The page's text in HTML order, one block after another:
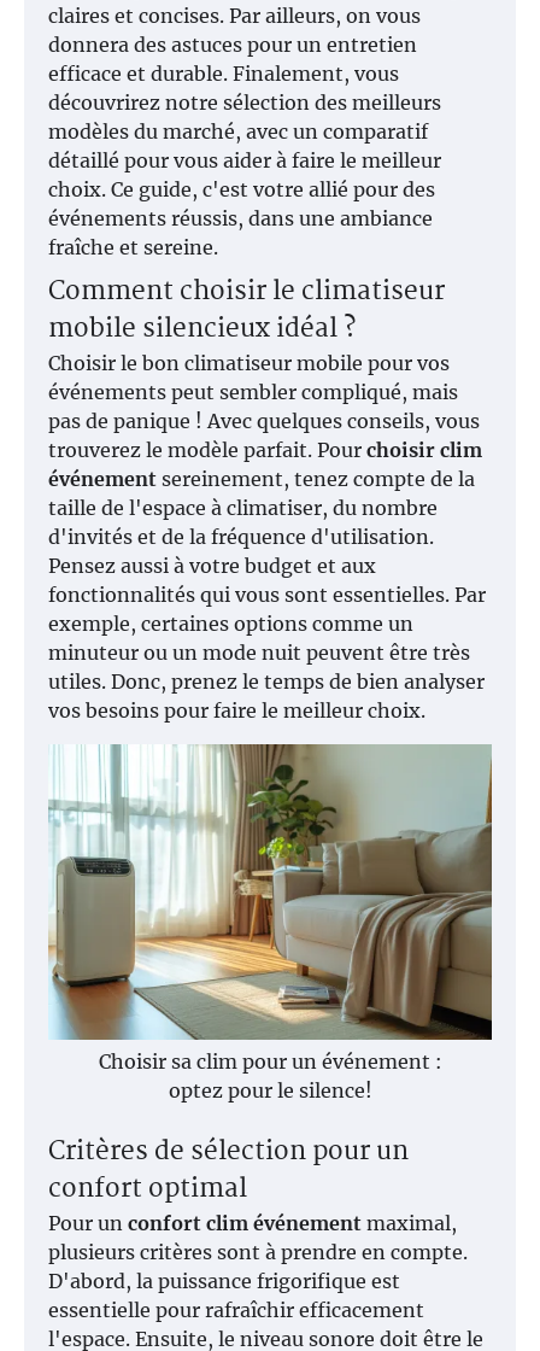
claires et concises. Par ailleurs, on vous
donnera des astuces pour un entretien
efficace et durable. Finalement, vous
découvrirez notre sélection des meilleurs
modèles du marché, avec un comparatif
détaillé pour vous aider à faire le meilleur
choix. Ce guide, c'est votre allié pour des
événements réussis, dans une ambiance
fraîche et sereine.
Comment choisir le climatiseur
mobile silencieux idéal ?
Choisir le bon climatiseur mobile pour vos
événements peut sembler compliqué, mais
pas de panique ! Avec quelques conseils, vous
trouverez le modèle parfait. Pour choisir clim
événement sereinement, tenez compte de la
taille de l'espace à climatiser, du nombre
d'invités et de la fréquence d'utilisation.
Pensez aussi à votre budget et aux
fonctionnalités qui vous sont essentielles. Par
exemple, certaines options comme un
minuteur ou un mode nuit peuvent être très
utiles. Donc, prenez le temps de bien analyser
vos besoins pour faire le meilleur choix.
Choisir sa clim pour un événement :
optez pour le silence!
Critères de sélection pour un
confort optimal
Pour un confort clim événement maximal,
plusieurs critères sont à prendre en compte.
D'abord, la puissance frigorifique est
essentielle pour rafraîchir efficacement
l'espace. Ensuite, le niveau sonore doit être le